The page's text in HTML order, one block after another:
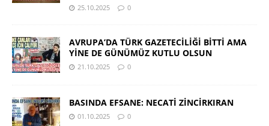
25.10.2025 0
AVRUPA’DA TÜRK GAZETECİLİĞİ BİTTİ AMA
YİNE DE GÜNÜMÜZ KUTLU OLSUN
21.10.2025 0
BASINDA EFSANE: NECATİ ZİNCİRKIRAN
01.10.2025 0